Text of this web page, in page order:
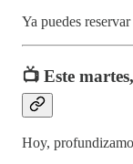
Ya puedes
📺 Este
Hoy,